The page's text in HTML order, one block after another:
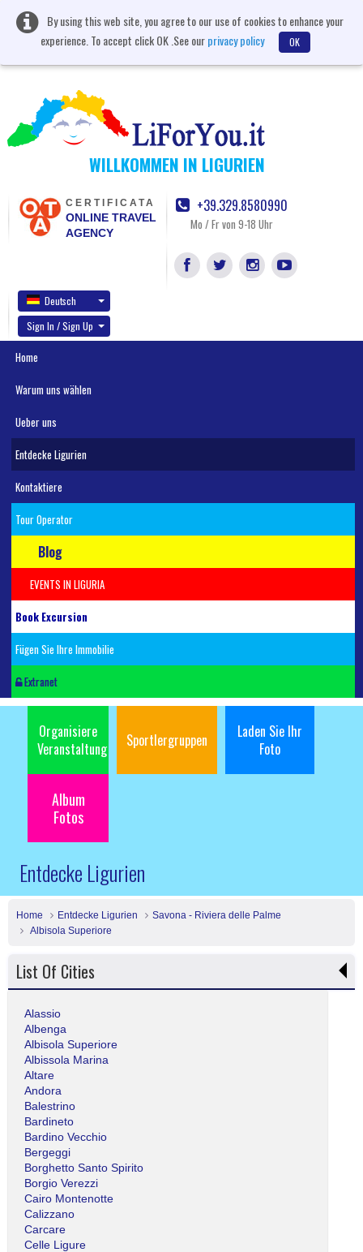
By using this web site, you agree to our use of cookies to enhance your
experience. To accept click OK .See ourprivacy policy OK
WILLKOMMEN IN LIGURIEN
CERTIFICATA
ONLINE TRAVEL
AGENCY
+39.329.8580990
Mo / Fr von 9-18 Uhr
Deutsch
Sign In / Sign Up
Home
Warum uns wählen
Ueber uns
Entdecke Ligurien
Kontaktiere
Tour Operator
Blog
EVENTS IN LIGURIA
Book Excursion
Fügen Sie Ihre Immobilie
Extranet
Organisiere
Veranstaltung
Sportlergruppen
Laden Sie Ihr
Foto
Album
Fotos
Entdecke Ligurien
Home Entdecke Ligurien
Savona - Riviera delle Palme
Albisola Superiore
List Of Cities
Alassio
Albenga
Albisola Superiore
Albissola Marina
Altare
Andora
Balestrino
Bardineto
Bardino Vecchio
Bergeggi
Borghetto Santo Spirito
Borgio Verezzi
Cairo Montenotte
Calizzano
Carcare
Celle Ligure